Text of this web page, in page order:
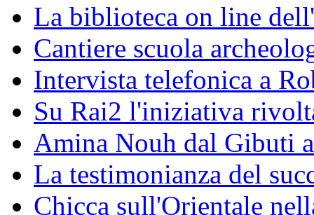
La biblioteca on line
Cantiere scuola
Intervista telefonica a
Su Rai2 l'iniziativa
Amina Nouh dal Gibuti
La testimonianza del
Chicca sull'Orientale